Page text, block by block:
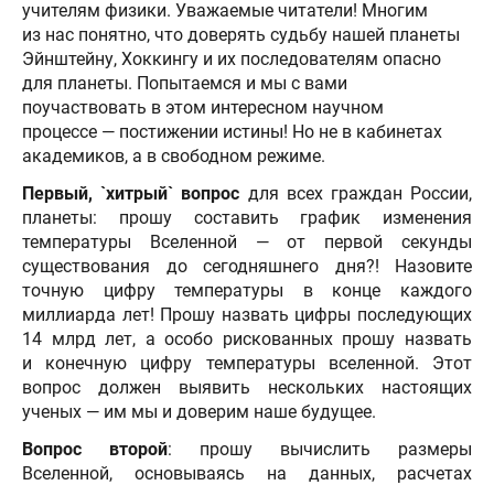
учителям физики. Уважаемые читатели! Многим
из нас понятно, что доверять судьбу нашей планеты
Эйнштейну, Хоккингу и их последователям опасно
для планеты. Попытаемся и мы с вами
поучаствовать в этом интересном научном
процессе — постижении истины! Но не в кабинетах
академиков, а в свободном режиме.
Первый, `хитрый` вопрос для всех граждан России,
планеты: прошу составить график изменения
температуры Вселенной — от первой секунды
существования до сегодняшнего дня?! Назовите
точную цифру температуры в конце каждого
миллиарда лет! Прошу назвать цифры последующих
14 млрд лет, а особо рискованных прошу назвать
и конечную цифру температуры вселенной. Этот
вопрос должен выявить нескольких настоящих
ученых — им мы и доверим наше будущее.
Вопрос второй: прошу вычислить размеры
Вселенной, основываясь на данных, расчетах